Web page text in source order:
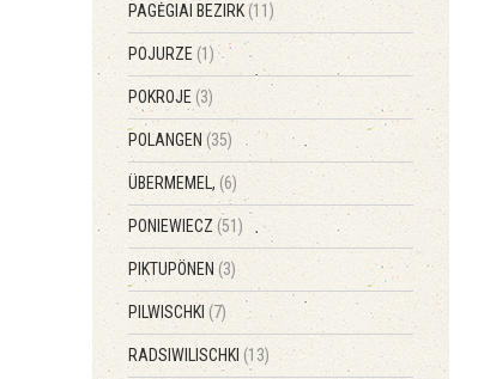
PAGĖGIAI BEZIRK(11)
POJURZE (1)
POKROJE (3)
POLANGEN (35)
ÜBERMEMEL, (6)
PONIEWIECZ (51)
PIKTUPÖNEN (3)
PILWISCHKI (7)
RADSIWILISCHKI (13)